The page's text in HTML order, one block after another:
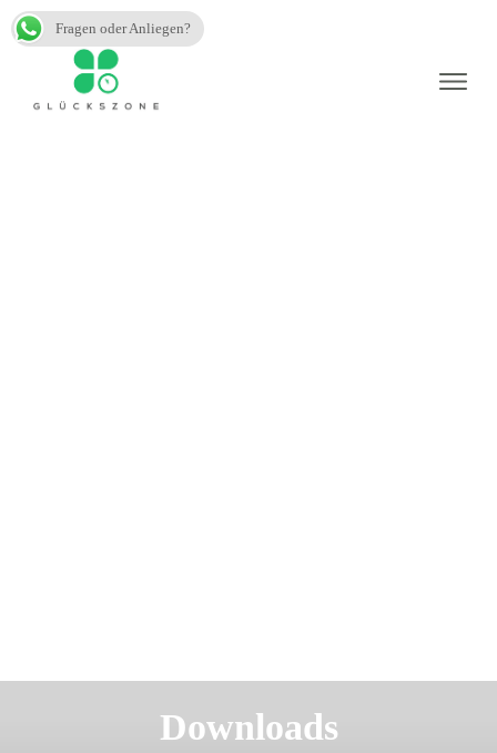
Downloads
Fragen oder Anliegen?